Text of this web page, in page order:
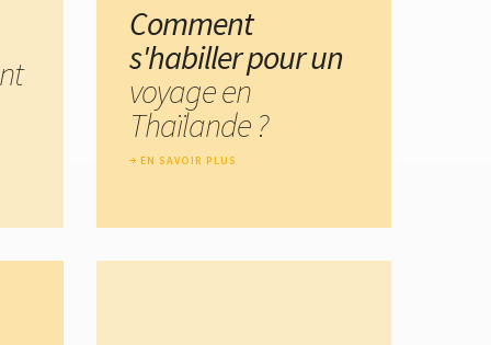
Comment
s'habiller pour un
voyage en
Thaïlande ?
EN SAVOIR PLUS